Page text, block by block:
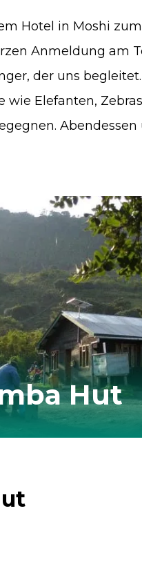
Hotel in Moshi
Anmeldung am
der uns
wie Elefanten,
Hut